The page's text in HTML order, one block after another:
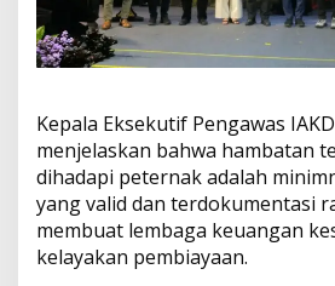
t
r
k
S
p
i
P
e
Kepala Eksekutif Pengawas
menjelaskan bahwa hambatan
dihadapi peternak adalah
yang valid dan terdokumentasi
membuat lembaga keuangan
kelayakan pembiayaan.